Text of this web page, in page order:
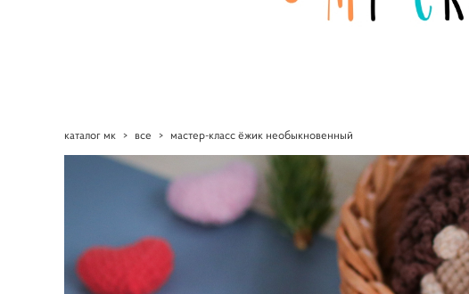
каталог мк > все > мастер-класс ёжик необыкновенный